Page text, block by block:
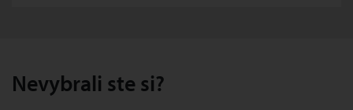
Nevybrali ste si?